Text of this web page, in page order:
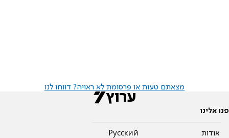
מצאתם טעות או פרסומת לא ראויה? דווחו לנו
פנו אלינו
אודות
Pусский